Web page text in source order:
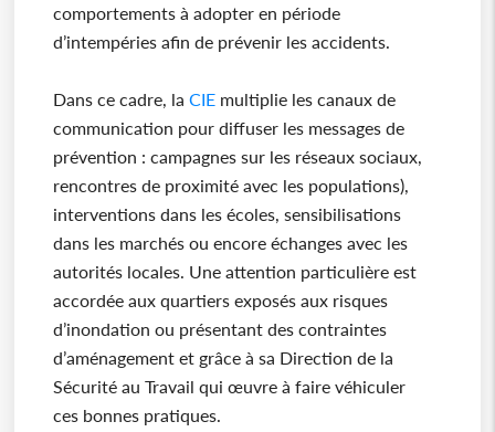
comportements à adopter en période
d’intempéries afin de prévenir les accidents.
Dans ce cadre, la CIEmultiplie les canaux de
communication pour diffuser les messages de
prévention : campagnes sur les réseaux sociaux,
rencontres de proximité avec les populations),
interventions dans les écoles, sensibilisations
dans les marchés ou encore échanges avec les
autorités locales. Une attention particulière est
accordée aux quartiers exposés aux risques
d’inondation ou présentant des contraintes
d’aménagement et grâce à sa Direction de la
Sécurité au Travail qui œuvre à faire véhiculer
ces bonnes pratiques.